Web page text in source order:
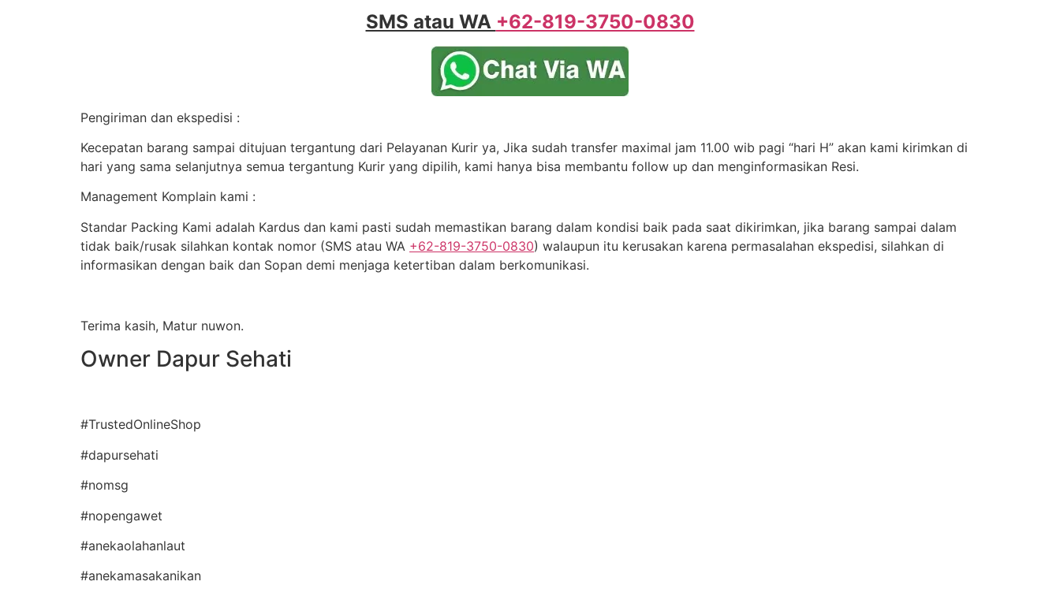
SMS atau WA +62-819-3750-0830
Pengiriman dan ekspedisi :
Kecepatan barang sampai ditujuan tergantung dari Pelayanan Kurir ya, Jika sudah transfer maximal jam 11.00 wib pagi “hari H” akan kami kirimkan di
hari yang sama selanjutnya semua tergantung Kurir yang dipilih, kami hanya bisa membantu follow up dan menginformasikan Resi.
Management Komplain kami :
Standar Packing Kami adalah Kardus dan kami pasti sudah memastikan barang dalam kondisi baik pada saat dikirimkan, jika barang sampai dalam
tidak baik/rusak silahkan kontak nomor (SMS atau WA +62-819-3750-0830) walaupun itu kerusakan karena permasalahan ekspedisi, silahkan di
informasikan dengan baik dan Sopan demi menjaga ketertiban dalam berkomunikasi.
Terima kasih, Matur nuwon.
Owner Dapur Sehati
#TrustedOnlineShop
#dapursehati
#nomsg
#nopengawet
#anekaolahanlaut
#anekamasakanikan